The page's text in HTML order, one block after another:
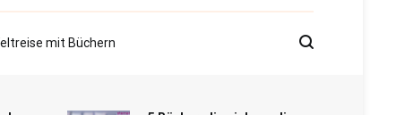
mit Büchern